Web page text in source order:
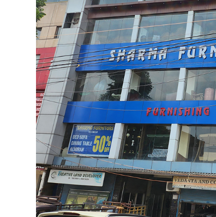
ओझा ने डीडीसी को सौंपा ज्ञापन
ByGoutam
Published on:March 7, 2026